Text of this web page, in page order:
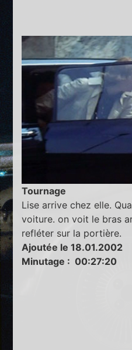
Tournage
Lise arrive chez elle.
voiture. on voit le bras
refléter sur la portière.
Ajoutée le 18.01.2002
Minutage : 00:27:20